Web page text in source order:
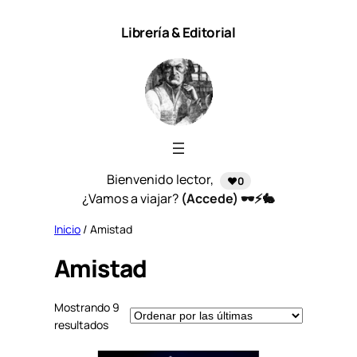
Librería & Editorial
Bienvenido lector, ❤️0
¿Vamos a viajar? (Accede) 🕶️⚡🐇
Inicio / Amistad
Amistad
Mostrando 9
resultadosS